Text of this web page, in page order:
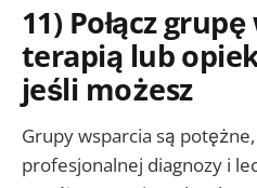
11) Połącz
terapią lub
jeśli możesz
Grupy wsparcia są
profesjonalnej diagnozy i